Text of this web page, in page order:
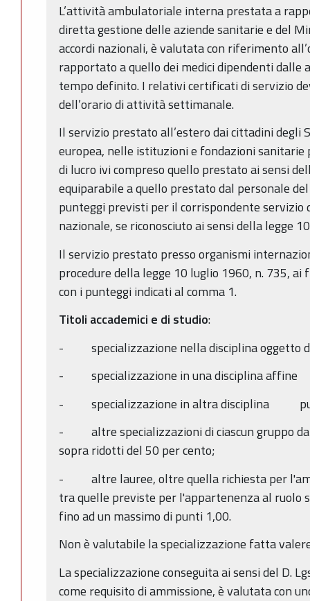
L’attività ambulatoriale interna prestata a
diretta gestione delle aziende sanitarie e del
accordi nazionali, è valutata con riferimento
rapportato a quello dei medici dipendenti dalle
tempo definito. I relativi certificati di servizio
dell’orario di attività settimanale.
Il servizio prestato all’estero dai cittadini degli
europea, nelle istituzioni e fondazioni sanitarie
di lucro ivi compreso quello prestato ai sensi
equiparabile a quello prestato dal personale
punteggi previsti per il corrispondente
nazionale, se riconosciuto ai sensi della legge
Il servizio prestato presso organismi
procedure della legge 10 luglio 1960, n. 735,
con i punteggi indicati al comma 1.
Titoli accademici e di studio:
- specializzazione nella disciplina oggetto
- specializzazione in una disciplina
- specializzazione in altra disciplina
- altre specializzazioni di ciascun gruppo da
sopra ridotti del 50 per cento;
- altre lauree, oltre quella richiesta per
tra quelle previste per l'appartenenza al ruolo
fino ad un massimo di punti 1,00.
Non è valutabile la specializzazione fatta
La specializzazione conseguita ai sensi del D.
come requisito di ammissione, è valutata con